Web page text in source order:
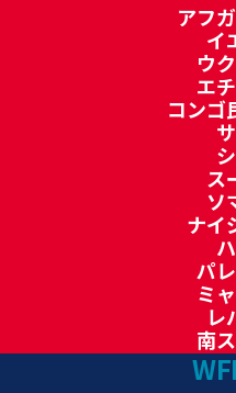
アフ
イ
ウ
エ
コンゴ
ス
ソ
ナイ
パ
ミ
レ
南